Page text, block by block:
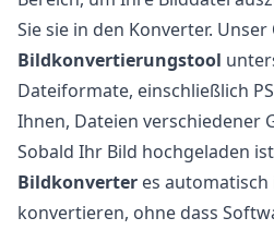
Sie sie in den Konverter. Unser
Bildkonvertierungstool
Dateiformate, einschließlich
Ihnen, Dateien verschiedener
Sobald Ihr Bild hochgeladen
Bildkonverter es automatisch
konvertieren, ohne dass